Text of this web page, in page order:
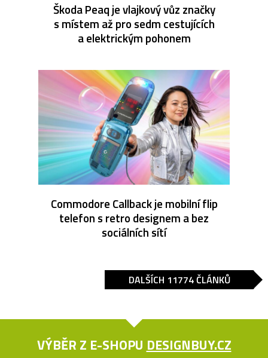
Škoda Peaq je vlajkový vůz značky
s místem až pro sedm cestujících
a elektrickým pohonem
Commodore Callback je mobilní flip
telefon s retro designem a bez
sociálních sítí
DALŠÍCH 11774 ČLÁNKŮ
VÝBĚR Z E-SHOPU DESIGNBUY.CZ